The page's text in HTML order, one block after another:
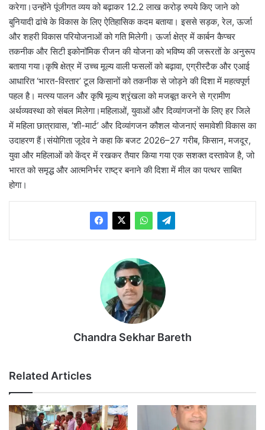
करेगा।उन्होंने पूंजीगत व्यय को बढ़ाकर 12.2 लाख करोड़ रुपये किए जाने को
बुनियादी ढांचे के विकास के लिए ऐतिहासिक कदम बताया। इससे सड़क, रेल, ऊर्जा
और शहरी विकास परियोजनाओं को गति मिलेगी। ऊर्जा क्षेत्र में कार्बन कैप्चर
तकनीक और सिटी इकोनॉमिक रीजन की योजना को भविष्य की जरूरतों के अनुरूप
बताया गया।कृषि क्षेत्र में उच्च मूल्य वाली फसलों को बढ़ावा, एग्रीस्टैक और एआई
आधारित ‘भारत-विस्तार’ टूल किसानों को तकनीक से जोड़ने की दिशा में महत्वपूर्ण
पहल है। मत्स्य पालन और कृषि मूल्य श्रृंखला को मजबूत करने से ग्रामीण
अर्थव्यवस्था को संबल मिलेगा।महिलाओं, युवाओं और दिव्यांगजनों के लिए हर जिले
में महिला छात्रावास, ‘शी-मार्ट’ और दिव्यांगजन कौशल योजनाएं समावेशी विकास का
उदाहरण हैं।संयोगिता जूदेव ने कहा कि बजट 2026–27 गरीब, किसान, मजदूर,
युवा और महिलाओं को केंद्र में रखकर तैयार किया गया एक सशक्त दस्तावेज है, जो
भारत को समृद्ध और आत्मनिर्भर राष्ट्र बनाने की दिशा में मील का पत्थर साबित
होगा।
Chandra Sekhar Bareth
Related Articles